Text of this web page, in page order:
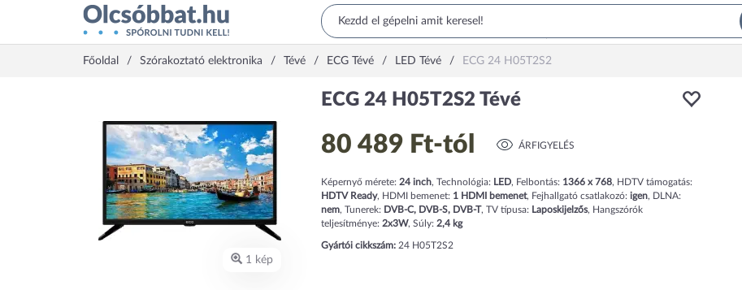
Főoldal Szórakoztató elektronika Tévé ECG Tévé LED Tévé ECG 24 H05T2S2
1 kép
ECG 24 H05T2S2 Tévé
80 489 Ft-tól ÁRFIGYELÉS
Képernyő mérete: 24 inch, Technológia: LED, Felbontás: 1366 x 768, HDTV támogatás:
HDTV Ready, HDMI bemenet: 1HDMI bemenet, Fejhallgató csatlakozó: igen, DLNA:
nem, Tunerek: DVB-C, DVB-S, DVB-T, TV típusa: Laposkijelzős, Hangszórók
teljesítménye: 2x3W, Súly: 2,4 kg
Gyártói cikkszám:24 H05T2S2